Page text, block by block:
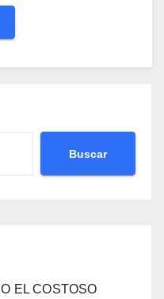
Buscar
EL COSTOSO